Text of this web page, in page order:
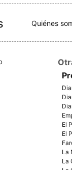
Quiénes
El
El
La
La